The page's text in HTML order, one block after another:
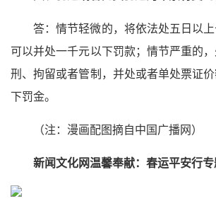
答：情节轻微的，将依法处五日以上
可以并处一千元以下罚款；情节严重的
刑、拘留或者管制，并处或者单处票证
下罚金。
（注：漫画配图摘自中国广播网）
新闻文化网温馨奉献：春运平安行专